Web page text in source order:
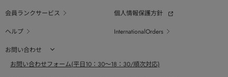
会員ランクサービス
個人情報保護方針
ヘルプ
InternationalOrders
お問い合わせ
お問い合わせフォーム(平日10：30～18：30/順次対応)